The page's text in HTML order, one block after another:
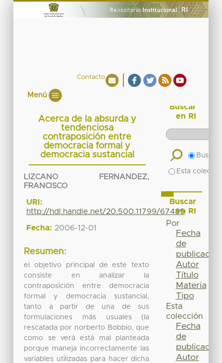
Contacto
Menú
Acerca de la absurda y
tendenciosa
contraposición entre
democracia formal y
democracia sustancial
LIZCANO FERNANDEZ,
FRANCISCO
URI:
http://hdl.handle.net/20.500.11799/67489
Fecha: 2006-12-01
Resumen:
el objetivo principal de este texto
consiste en analizar la
contraposición entre democracia
formal y democracia sustancial,
tanto a partir de una de sus
formulaciones más usuales (la
rescatada por norberto Bobbio, que
como se verá está mal planteada
porque maneja incorrectamente las
variables utilizadas para hacer dicha
Buscar
en RI
Buscar
Esta
Buscar
en RI
Por
Fecha
de
publicación
Autor
Título
Materia
Tipo
Esta
colección
Fecha
de
publicación
Autor